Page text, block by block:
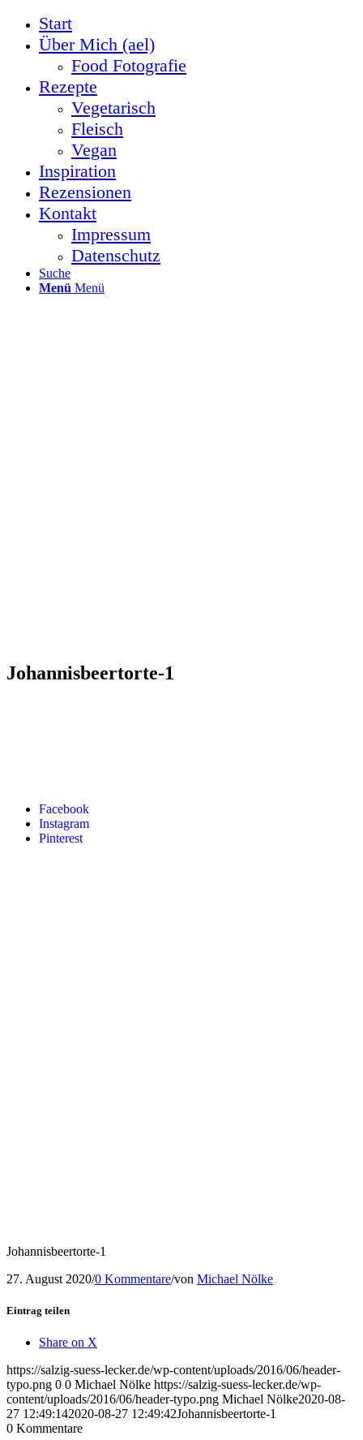
Start
Über Mich (ael)
Food Fotografie
Rezepte
Vegetarisch
Fleisch
Vegan
Inspiration
Rezensionen
Kontakt
Impressum
Datenschutz
Suche
Menü Menü
Facebook
Instagram
Pinterest
Johannisbeertorte-1
Johannisbeertorte-1
27. August 2020/0 Kommentare/von Michael Nölke
Eintrag teilen
Share on X
https://salzig-suess-lecker.de/wp-content/uploads/2016/06/header-
typo.png 0 0 Michael Nölke https://salzig-suess-lecker.de/wp-
content/uploads/2016/06/header-typo.png Michael Nölke2020-08-
27 12:49:142020-08-27 12:49:42Johannisbeertorte-1
0 Kommentare